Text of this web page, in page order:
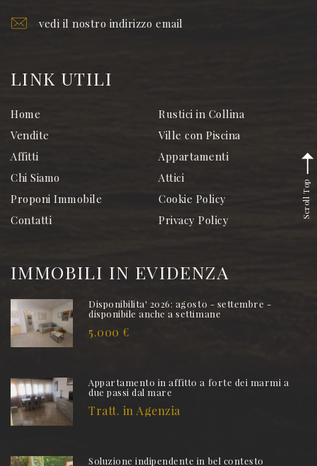
vedi il nostro indirizzo email
LINK UTILI
Home
Vendite
Affitti
Chi Siamo
Proponi Immobile
Contatti
Rustici in Collina
Ville con Piscina
Appartamenti
Attici
Cookie Policy
Privacy Policy
IMMOBILI IN EVIDENZA
Disponibilita' 2026: agosto - settembre -
disponibile anche a settimane
5.000 €
Appartamento in affitto a forte dei marmi a
due passi dal mare
Tratt. in Agenzia
Soluzione indipendente in bel contesto
Scroll Top